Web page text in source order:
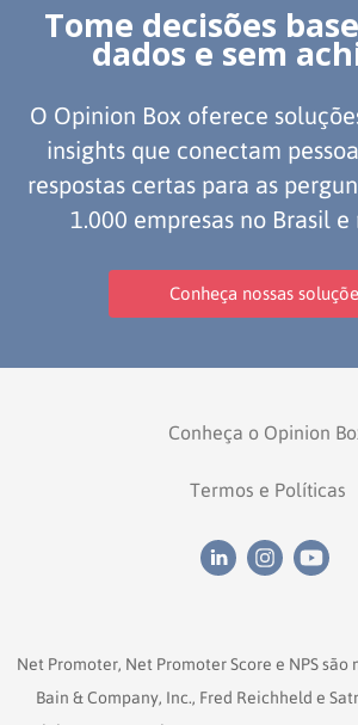
Tome decisões
dados e sem
O Opinion Box oferece
insights que conectam
respostas certas para as
1.000 empresas no Brasil e
Conheça nossas
Conheça o Opinion
Termos e Políticas
Net Promoter, Net Promoter Score e NPS são
Bain & Company, Inc., Fred Reichheld e